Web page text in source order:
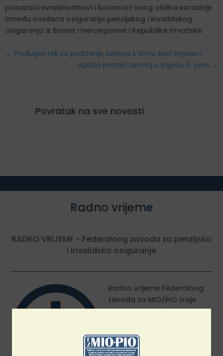
pokazala svrsishodnost i korisnost ovog oblika saradnje
između nosilaca osiguranja penzijskog i invalidskog
osiguranja iz Bosne i Hercegovine i Republike Hrvatske.
← Produljen rok za podizanje čekova s tri na šest mjeseci
Isplata penzija za maj u srijedu, 5. juna →
Povratak na sve novosti
Radno vrijeme
RADNO VRIJEME - Federalnog zavoda za penzijsko
i invalidsko osiguranje

Radno vrijeme Federalnog
zavoda za MIO/PIO traje
svakog radnog dana od